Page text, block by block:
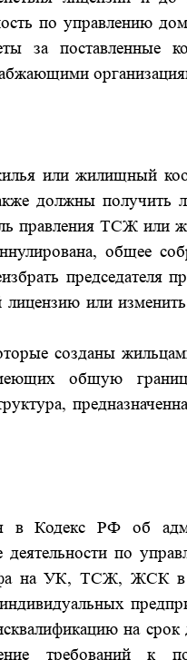
по управлению
за поставленные
или жилищный
должны получить
правления ТСЖ или
общее
или
созданы
общую
в Кодекс РФ об
деятельности по
на УК, ТСЖ, ЖСК
на
требований к